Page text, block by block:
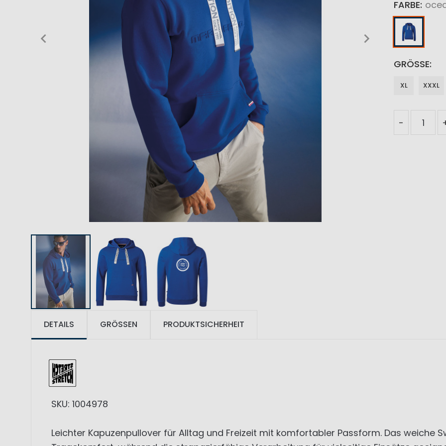
FARBE
GRÖSSE
XL XXXL
-
DETAILS
SKU: 1004978
Leichter Kapuzenpullover für Alltag und Freizeit mit komfortabler Passform. Das weiche
GRÖSSEN PRODUKTSICHERHEIT